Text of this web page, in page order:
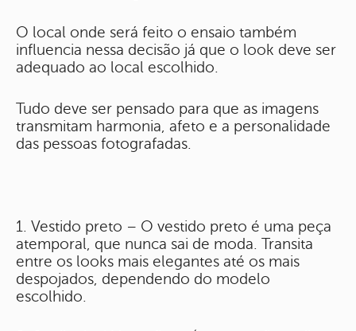
O local onde será feito o ensaio também
influencia nessa decisão já que o look deve ser
adequado ao local escolhido.
Tudo deve ser pensado para que as imagens
transmitam harmonia, afeto e a personalidade
das pessoas fotografadas.
1. Vestido preto – O vestido preto é uma peça
atemporal, que nunca sai de moda. Transita
entre os looks mais elegantes até os mais
despojados, dependendo do modelo
escolhido.